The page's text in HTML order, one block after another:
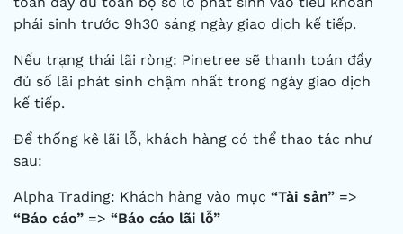
phái sinh trước 9h30 sáng ngày giao dịch kế tiếp.
Nếu trạng thái lãi ròng: Pinetree sẽ thanh toán đầy
đủ số lãi phát sinh chậm nhất trong ngày giao dịch
kế tiếp.
Để thống kê lãi lỗ, khách hàng có thể thao tác như
sau:
Alpha Trading: Khách hàng vào mục “Tài sản” =>
“Báo cáo” => “Báo cáo lãi lỗ”